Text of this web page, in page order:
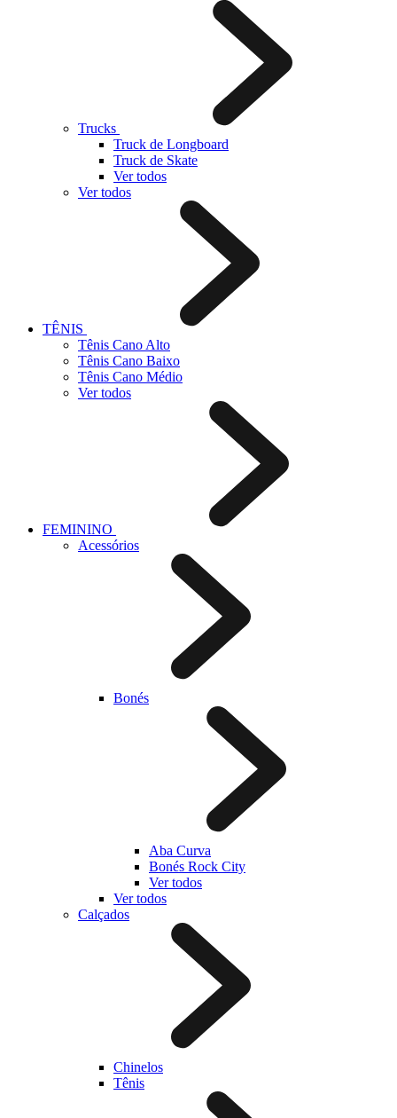
Trucks
Truck de Longboard
Truck de Skate
Ver todos
Ver todos
TÊNIS
Tênis Cano Alto
Tênis Cano Baixo
Tênis Cano Médio
Ver todos
FEMININO
Acessórios
Bonés
Aba Curva
Bonés Rock City
Ver todos
Ver todos
Calçados
Chinelos
Tênis